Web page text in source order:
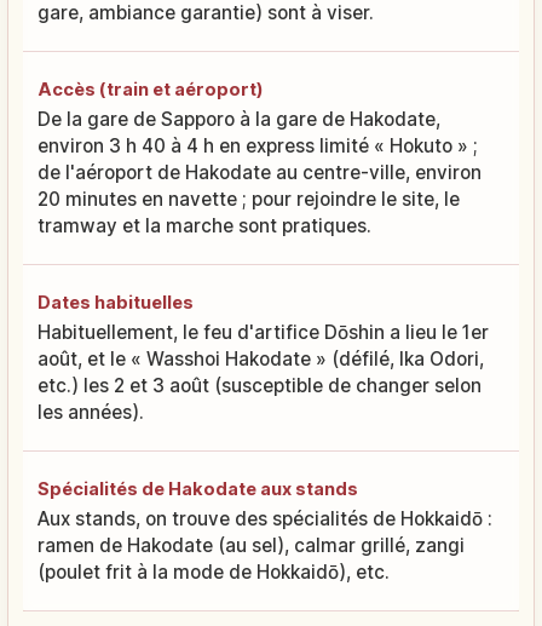
gare, ambiance garantie) sont à viser.
Accès (train et aéroport)
De la gare de Sapporo à la gare de Hakodate,
environ 3 h 40 à 4 h en express limité « Hokuto » ;
de l'aéroport de Hakodate au centre-ville, environ
20 minutes en navette ; pour rejoindre le site, le
tramway et la marche sont pratiques.
Dates habituelles
Habituellement, le feu d'artifice Dōshin a lieu le 1er
août, et le « Wasshoi Hakodate » (défilé, Ika Odori,
etc.) les 2 et 3 août (susceptible de changer selon
les années).
Spécialités de Hakodate aux stands
Aux stands, on trouve des spécialités de Hokkaidō :
ramen de Hakodate (au sel), calmar grillé, zangi
(poulet frit à la mode de Hokkaidō), etc.